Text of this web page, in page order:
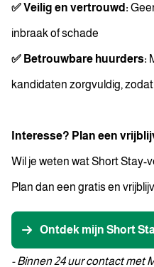
✅ Veilig en vertrouwd:
inbraak of schade
✅ Betrouwbare huurders:
kandidaten zorgvuldig,
Interesse? Plan een
Wil je weten wat Short Stay-
Plan dan een gratis en
Ontdek mijn Short
- Binnen 24 uur contact met